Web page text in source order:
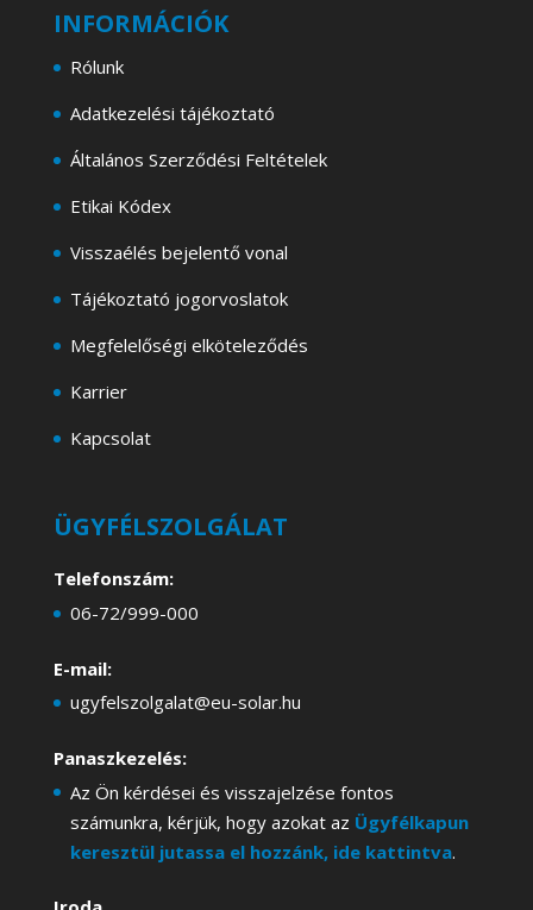
INFORMÁCIÓK
Rólunk
Adatkezelési tájékoztató
Általános Szerződési Feltételek
Etikai Kódex
Visszaélés bejelentő vonal
Tájékoztató jogorvoslatok
Megfelelőségi elköteleződés
Karrier
Kapcsolat
ÜGYFÉLSZOLGÁLAT
Telefonszám:
06-72/999-000
E-mail:
ugyfelszolgalat@eu-solar.hu
Panaszkezelés:
Az Ön kérdései és visszajelzése fontos
számunkra, kérjük, hogy azokat az Ügyfélkapun
keresztül jutassa el hozzánk, ide kattintva.